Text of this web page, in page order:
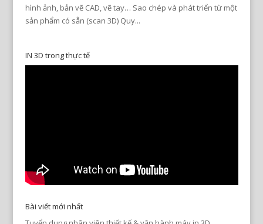
hình ảnh, bản vẽ CAD, vẽ tay… Sao chép và phát triển từ một
sản phẩm có sẵn (scan 3D) Quy...
IN 3D trong thực tế
Bài viết mới nhất